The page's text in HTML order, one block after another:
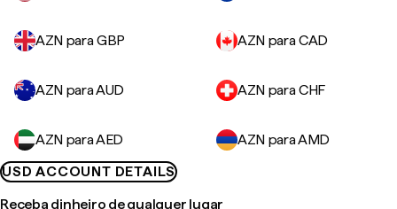
AZN para GBP AZN para CAD
AZN para AUD AZN para CHF
AZN para AED
AZN para AMD
USD ACCOUNT DETAILS
Receba dinheiro de qualquer lugar